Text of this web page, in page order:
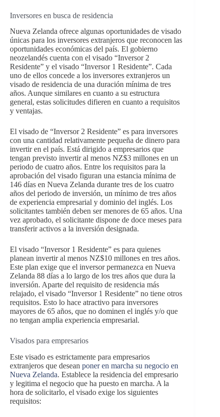
Inversores en busca de residencia
Nueva Zelanda ofrece algunas oportunidades de visado
únicas para los inversores extranjeros que reconocen las
oportunidades económicas del país. El gobierno
neozelandés cuenta con el visado “Inversor 2
Residente” y el visado “Inversor 1 Residente”. Cada
uno de ellos concede a los inversores extranjeros un
visado de residencia de una duración mínima de tres
años. Aunque similares en cuanto a su estructura
general, estas solicitudes difieren en cuanto a requisitos
y ventajas.
El visado de “Inversor 2 Residente” es para inversores
con una cantidad relativamente pequeña de dinero para
invertir en el país. Está dirigido a empresarios que
tengan previsto invertir al menos NZ$3 millones en un
periodo de cuatro años. Entre los requisitos para la
aprobación del visado figuran una estancia mínima de
146 días en Nueva Zelanda durante tres de los cuatro
años del periodo de inversión, un mínimo de tres años
de experiencia empresarial y dominio del inglés. Los
solicitantes también deben ser menores de 65 años. Una
vez aprobado, el solicitante dispone de doce meses para
transferir activos a la inversión designada.
El visado “Inversor 1 Residente” es para quienes
planean invertir al menos NZ$10 millones en tres años.
Este plan exige que el inversor permanezca en Nueva
Zelanda 88 días a lo largo de los tres años que dura la
inversión. Aparte del requisito de residencia más
relajado, el visado “Inversor 1 Residente” no tiene otros
requisitos. Esto lo hace atractivo para inversores
mayores de 65 años, que no dominen el inglés y/o que
no tengan amplia experiencia empresarial.
Visados para empresarios
Este visado es estrictamente para empresarios
extranjeros que desean poner en marcha su negocio en
Nueva Zelanda. Establece la residencia del empresario
y legitima el negocio que ha puesto en marcha. A la
hora de solicitarlo, el visado exige los siguientes
requisitos: